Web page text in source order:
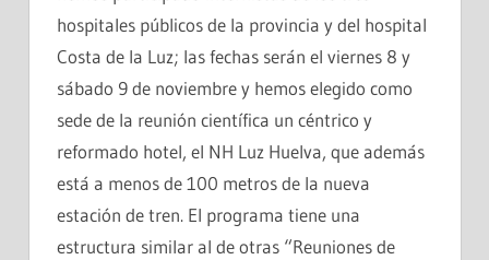
hospitales públicos de la provincia y del hospital
Costa de la Luz; las fechas serán el viernes 8 y
sábado 9 de noviembre y hemos elegido como
sede de la reunión científica un céntrico y
reformado hotel, el NH Luz Huelva, que además
está a menos de 100 metros de la nueva
estación de tren. El programa tiene una
estructura similar al de otras “Reuniones de